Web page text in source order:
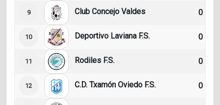
9 Club Concejo Valdes 0
10 Deportivo Laviana F.S. 0
11 Rodiles F.S. 0
12 C.D. Txamón Oviedo F.S. 0